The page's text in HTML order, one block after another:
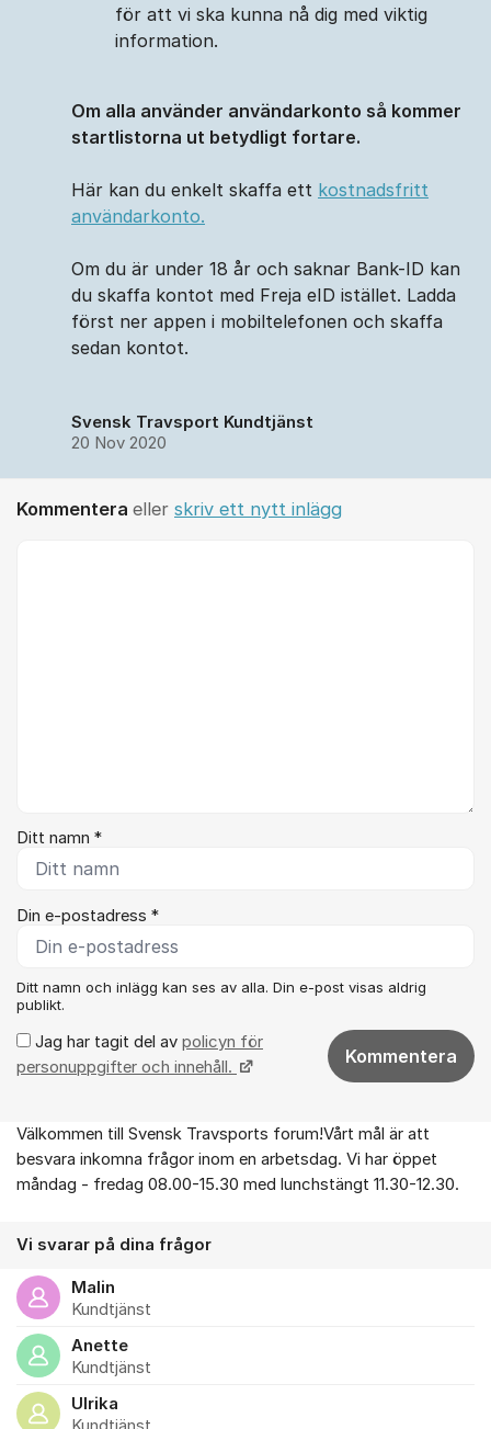
för att vi ska kunna nå dig med viktig
information.
Om alla använder användarkonto så kommer
startlistorna ut betydligt fortare.
Här kan du enkelt skaffa ett kostnadsfritt
användarkonto.
Om du är under 18 år och saknar Bank-ID kan
du skaffa kontot med Freja eID istället. Ladda
först ner appen i mobiltelefonen och skaffa
sedan kontot.
Svensk Travsport Kundtjänst
20 Nov 2020
Kommentera eller skriv ett nytt inlägg
Ditt namn *
Din e-postadress *
Ditt namn och inlägg kan ses av alla. Din e-post visas aldrig
publikt.
Jag har tagit del av policyn för
personuppgifter och innehåll.
Kommentera
Om forumet
Välkommen till Svensk Travsports forum!Vårt mål är att
besvara inkomna frågor inom en arbetsdag. Vi har öppet
måndag - fredag 08.00-15.30 med lunchstängt 11.30-12.30.
Vi svarar på dina frågor
Malin
Kundtjänst
Anette
Kundtjänst
Ulrika